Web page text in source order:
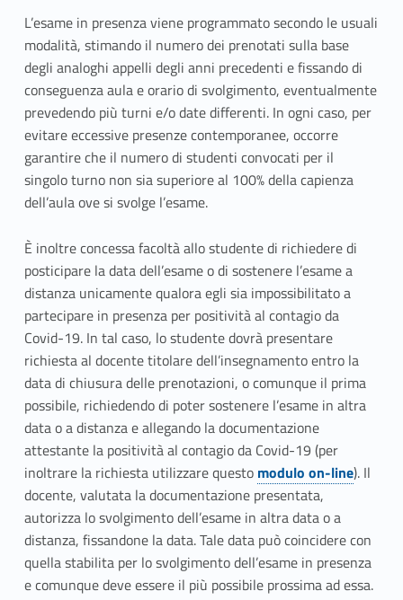
i
d
i
p
r
o
f
i
t
t
o
e
p
r
o
v
e
L’esame in presenza viene programmato secondo le usuali
modalità, stimando il numero dei prenotati sulla base
degli analoghi appelli degli anni precedenti e fissando di
conseguenza aula e orario di svolgimento, eventualmente
prevedendo più turni e/o date differenti. In ogni caso, per
evitare eccessive presenze contemporanee, occorre
garantire che il numero di studenti convocati per il
singolo turno non sia superiore al 100% della capienza
dell’aula ove si svolge l’esame.
È inoltre concessa facoltà allo studente di richiedere di
posticipare la data dell’esame o di sostenere l’esame a
distanza unicamente qualora egli sia impossibilitato a
partecipare in presenza per positività al contagio da
Covid-19. In tal caso, lo studente dovrà presentare
richiesta al docente titolare dell’insegnamento entro la
data di chiusura delle prenotazioni, o comunque il prima
possibile, richiedendo di poter sostenere l’esame in altra
data o a distanza e allegando la documentazione
attestante la positività al contagio da Covid-19 (per
inoltrare la richiesta utilizzare questo modulo on-line). Il
docente, valutata la documentazione presentata,
autorizza lo svolgimento dell’esame in altra data o a
distanza, fissandone la data. Tale data può coincidere con
quella stabilita per lo svolgimento dell’esame in presenza
e comunque deve essere il più possibile prossima ad essa.